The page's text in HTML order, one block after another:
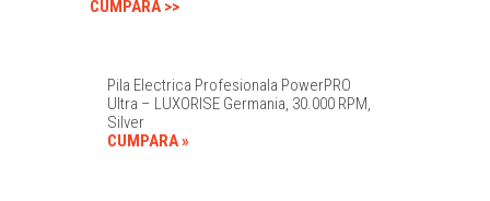
CUMPARA >>
Pila Electrica Profesionala PowerPRO
Ultra – LUXORISE Germania, 30.000 RPM,
Silver
CUMPARA »